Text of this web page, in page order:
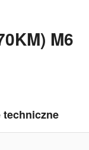
M6
techniczne